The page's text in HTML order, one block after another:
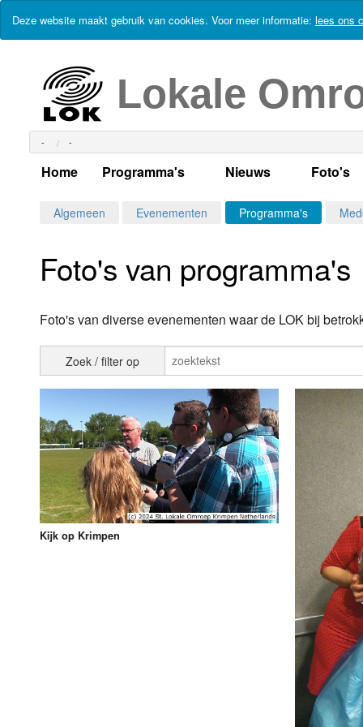
Deze website maakt gebruik van cookies. Voor meer informatie: lees ons
Lokale
- -
Home Programma's
Alle dagen
Per dag
Maandag
Dinsdag
Donderdag
Vrijdag
Zaterdag
Zondag
Alle programma's
Uitzending gemist?
Luister LOK Live
LOK schijf
Oude LOK programma's
Nieuws
Actueel Lokaal
Kabelkrant
Columns
Foto's
Algemeen Evenementen Programma's
Foto's van programma's
Foto's van diverse evenementen waar de LOK bij
Zoek / filter op
Kijk op Krimpen